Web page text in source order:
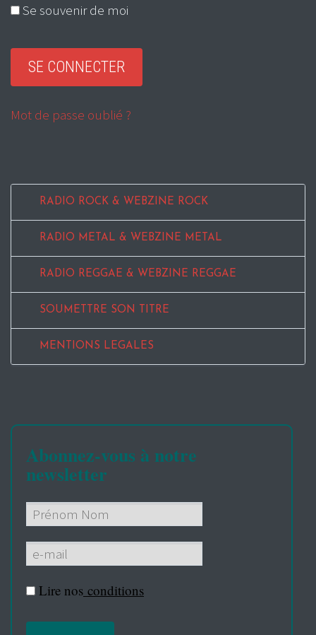
Se souvenir de moi
Mot de passe oublié ?
RADIO ROCK & WEBZINE ROCK
RADIO METAL & WEBZINE METAL
RADIO REGGAE & WEBZINE REGGAE
SOUMETTRE SON TITRE
MENTIONS LEGALES
Abonnez-vous à notre
newsletter
Lire nos conditions